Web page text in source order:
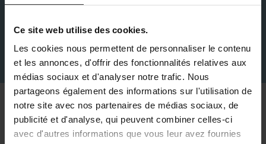
Ce site web utilise des cookies.
Les cookies nous permettent de personnaliser le contenu
et les annonces, d'offrir des fonctionnalités relatives aux
médias sociaux et d'analyser notre trafic. Nous
partageons également des informations sur l'utilisation de
notre site avec nos partenaires de médias sociaux, de
publicité et d'analyse, qui peuvent combiner celles-ci
avec d'autres informations que vous leur avez fournies
construction circulaire, pour bâtir des
ouvrages toujours plus sobres et
responsables.
Secteurs d'intervention